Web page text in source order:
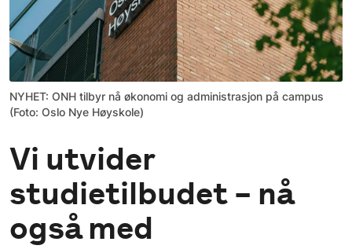
NYHET: ONH tilbyr nå økonomi og administrasjon på campus
(Foto: Oslo Nye Høyskole)
Vi utvider
studietilbudet – nå
også med